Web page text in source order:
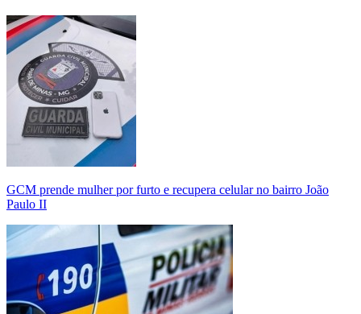
GCM prende mulher por furto e recupera celular no bairro João
Paulo II